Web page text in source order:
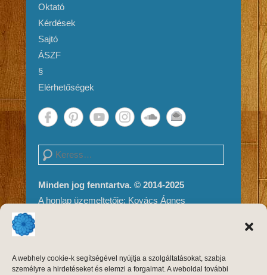
A webhely cookie-k segítségével nyújtja a szolgáltatásokat, szabja
személyre a hirdetéseket és elemzi a forgalmat. A weboldal további
Oktató
Kérdések
Sajtó
ÁSZF
§
Elérhetőségek
Search
Minden jog fenntartva. © 2014-2025
A honlap üzemeltetője: Kovács Ágnes
jogvédelem alatt áll, másolni, módosítani